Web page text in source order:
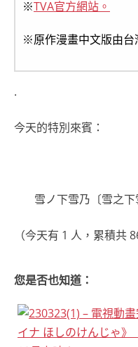
※TVA官方網站。
※原作漫畫中文版由台
.
今天的特別來賓：
雪ノ下雪乃〔雪之
（今天有 1 人，累積共
您是否也知道：